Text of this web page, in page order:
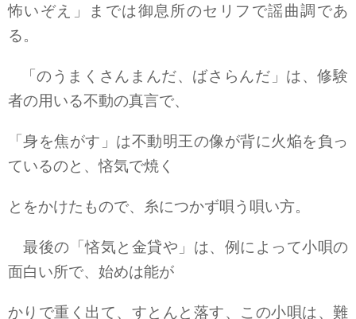
怖いぞえ」までは御息所のセリフで謡曲調であ
る。
「のうまくさんまんだ、ばさらんだ」は、修験
者の用いる不動の真言で、
「身を焦がす」は不動明王の像が背に火焔を負っ
ているのと、悋気で焼く
とをかけたもので、糸につかず唄う唄い方。
最後の「悋気と金貸や」は、例によって小唄の
面白い所で、始めは能が
かりで重く出て、すとんと落す、この小唄は、難